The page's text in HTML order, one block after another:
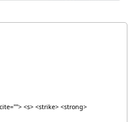
<s> <strike> <strong>